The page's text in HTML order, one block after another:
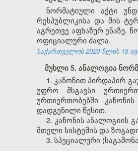
ნორმატიული აქტი
რესპუბლიკისა და მის
აგრეთვე აფხაზურ ენაზე.
ოფიციალური ძალა.
საქართველოს 2020 წლის 15
მუხლი 5. ანალოგია
1. კანონით პირდაპირ
უფრო მსგავსი
ურთიერთობებში
დადგენილი წესით.
2. კანონის ანალოგიის
მთელი სისტემის და
3. სპეციალური